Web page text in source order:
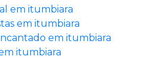
em itumbiara
em itumbiara
em itumbiara
itumbiara